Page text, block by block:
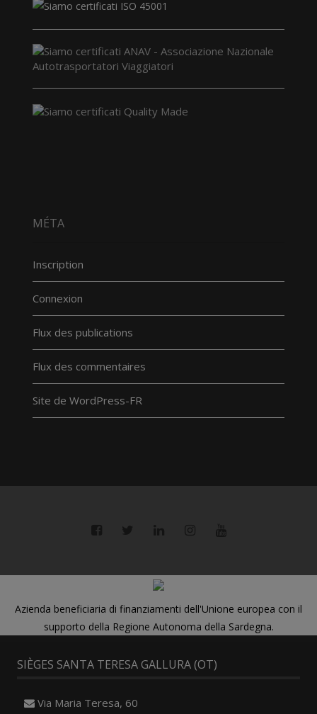
MÉTA
Inscription
Connexion
Flux des publications
Flux des commentaires
Site de WordPress-FR
Azienda beneficiaria di finanziamenti dell'Unione europea con il
supporto della Regione Autonoma della Sardegna.
SIÈGES SANTA TERESA GALLURA (OT)
Via Maria Teresa, 60